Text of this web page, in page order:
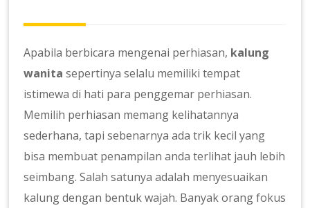
Apabila berbicara mengenai perhiasan, kalung
wanita sepertinya selalu memiliki tempat
istimewa di hati para penggemar perhiasan.
Memilih perhiasan memang kelihatannya
sederhana, tapi sebenarnya ada trik kecil yang
bisa membuat penampilan anda terlihat jauh lebih
seimbang. Salah satunya adalah menyesuaikan
kalung dengan bentuk wajah. Banyak orang fokus